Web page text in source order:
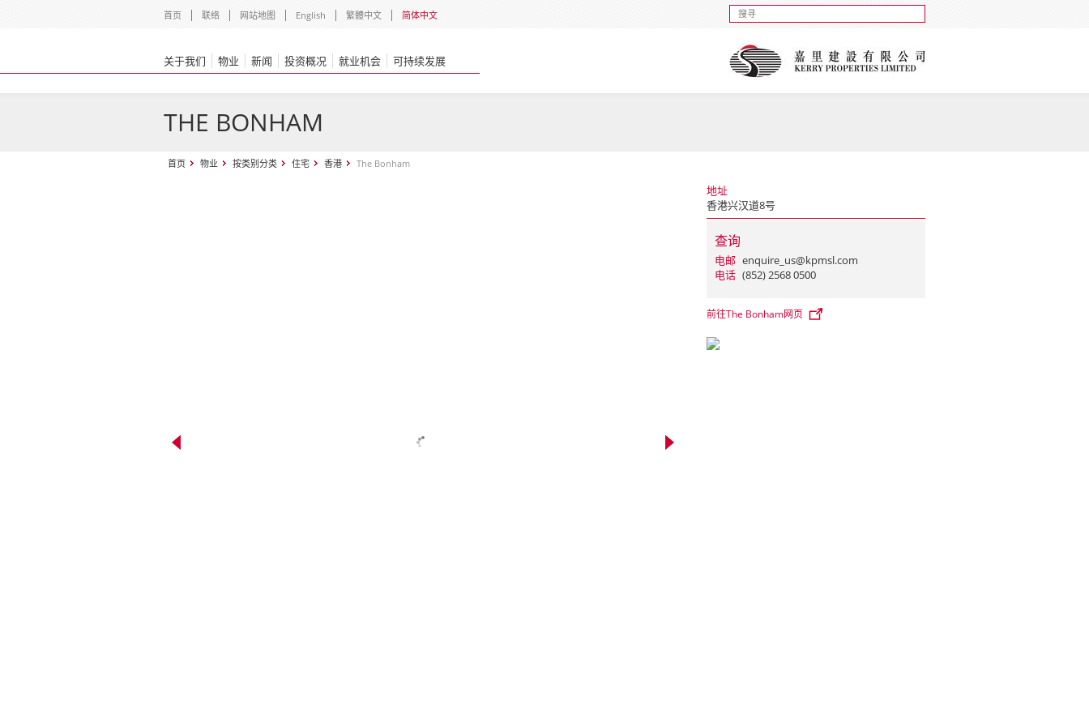
首页 联络 网站地图 English 繁體中文 简体中文
关于我们 物业 新闻 投资概况 就业机会 可持续发展
THE BONHAM
首页 物业 按类别分类 住宅 香港 The Bonham
地址
香港兴汉道8号
查询
电邮 enquire_us@kpmsl.com
电话 (852) 2568 0500
前往The Bonham网页